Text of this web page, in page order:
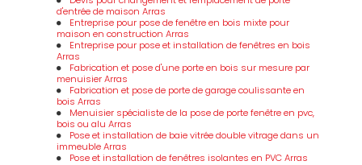
d'entrée de maison Arras
Entreprise pour pose de fenêtre en bois mixte pour
maison en construction Arras
Entreprise pour pose et installation de fenêtres en bois
Arras
Fabrication et pose d'une porte en bois sur mesure par
menuisier Arras
Fabrication et pose de porte de garage coulissante en
bois Arras
Menuisier spécialiste de la pose de porte fenêtre en pvc,
bois ou alu Arras
Pose et installation de baie vitrée double vitrage dans un
immeuble Arras
Pose et installation de fenêtres isolantes en PVC Arras